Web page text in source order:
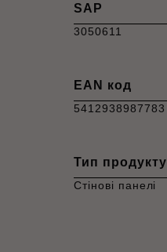
SAP
3050611
EAN код
5412938987783
Тип продукту
Стінові панелі